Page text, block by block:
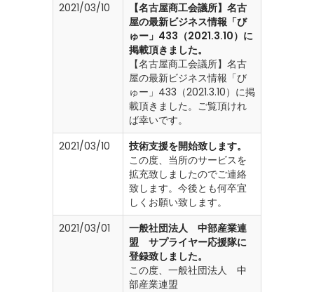
2021/03/10
【名古屋商工会議所】名古
屋の最新ビジネス情報「び
ゅー」433（2021.3.10）に
掲載頂きました。
【名古屋商工会議所】名古
屋の最新ビジネス情報「び
ゅー」433（2021.3.10）に掲
載頂きました。ご覧頂けれ
ば幸いです。
2021/03/10
技術支援を開始致します。
この度、当所のサービスを
拡充致しましたのでご連絡
致します。今後とも何卒宜
しくお願い致します。
2021/03/01
一般社団法人 中部産業連
盟 サプライヤー応援隊に
登録致しました。
この度、一般社団法人 中
部産業連盟